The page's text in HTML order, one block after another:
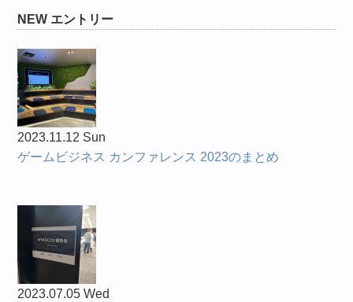
NEW エントリー
2023.11.12 Sun
ゲームビジネス カンファレンス 2023のまとめ
2023.07.05 Wed